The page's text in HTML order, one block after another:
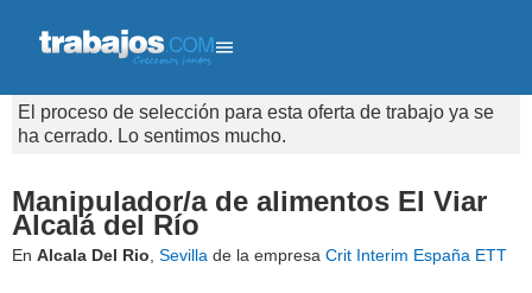
El proceso de selección para esta oferta de trabajo ya se
ha cerrado. Lo sentimos mucho.
Manipulador/a de alimentos El Viar
Alcalá del Río
En Alcala Del Rio Sevilla de la empresa Crit Interim España ETT